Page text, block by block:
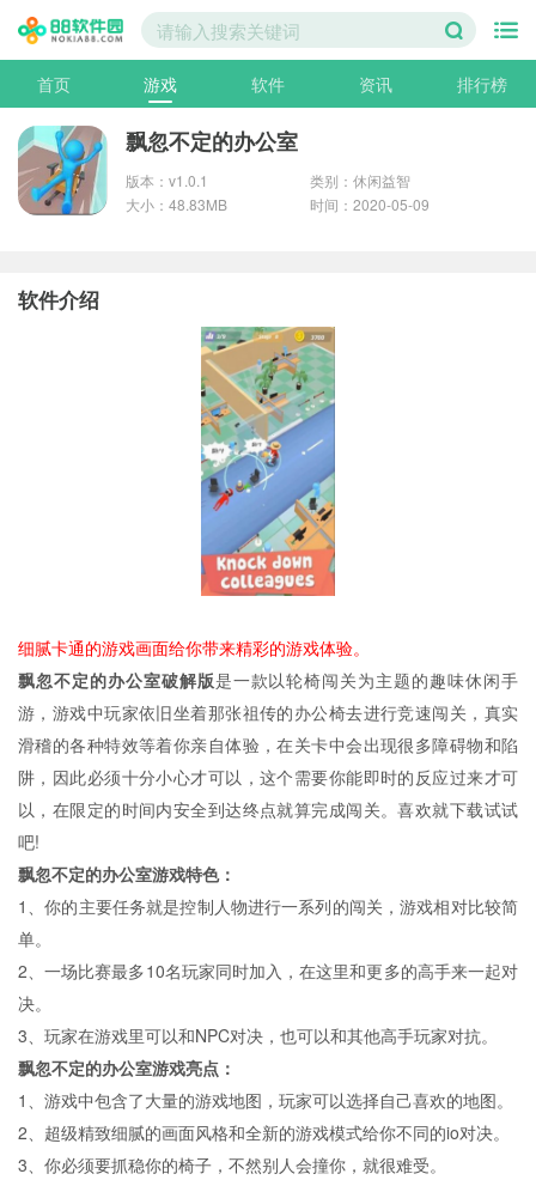
首页 游戏 软件 资讯 排行榜
飘忽不定的办公室
版本：v1.0.1
类别：休闲益智
大小：48.83MB
时间：2020-05-09
软件介绍
细腻卡通的游戏画面给你带来精彩的游戏体验。
飘忽不定的办公室破解版是一款以轮椅闯关为主题的趣味休闲手
游，游戏中玩家依旧坐着那张祖传的办公椅去进行竞速闯关，真实
滑稽的各种特效等着你亲自体验，在关卡中会出现很多障碍物和陷
阱，因此必须十分小心才可以，这个需要你能即时的反应过来才可
以，在限定的时间内安全到达终点就算完成闯关。喜欢就下载试试
吧!
飘忽不定的办公室游戏特色：
1、你的主要任务就是控制人物进行一系列的闯关，游戏相对比较简
单。
2、一场比赛最多10名玩家同时加入，在这里和更多的高手来一起对
决。
3、玩家在游戏里可以和NPC对决，也可以和其他高手玩家对抗。
飘忽不定的办公室游戏亮点：
1、游戏中包含了大量的游戏地图，玩家可以选择自己喜欢的地图。
2、超级精致细腻的画面风格和全新的游戏模式给你不同的io对决。
3、你必须要抓稳你的椅子，不然别人会撞你，就很难受。